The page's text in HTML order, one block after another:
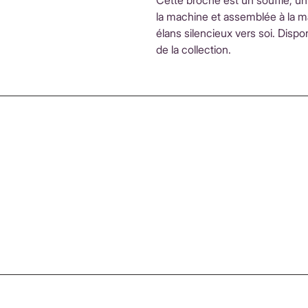
la machine et assemblée à la
élans silencieux vers soi.
de la collection.